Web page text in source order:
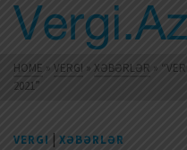
HOME » VERGI » XƏBƏRLƏR »
2021”
VERGI | XƏBƏRLƏR